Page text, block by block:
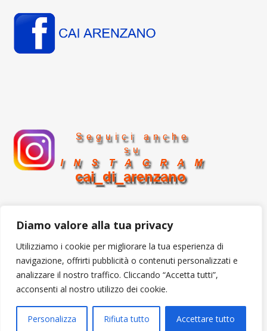
Diamo valore alla tua privacy
Utilizziamo i cookie per migliorare la tua esperienza di
navigazione, offrirti pubblicità o contenuti personalizzati e
analizzare il nostro traffico. Cliccando “Accetta tutti”,
acconsenti al nostro utilizzo dei cookie.
Personalizza Rifiuta tutto Accettare tutto
Secured Lettericon byIcons8
cai arenzano 2026 ©
Ashe Tema diWP Royal .